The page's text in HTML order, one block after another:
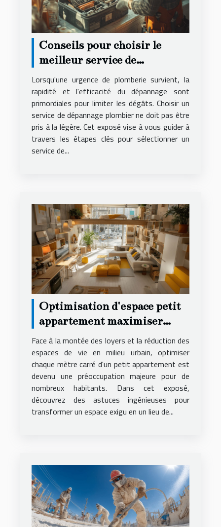
Conseils pour choisir le
meilleur service de
dépannage plombier
Lorsqu'une urgence de plomberie survient, la
rapidité et l'efficacité du dépannage sont
primordiales pour limiter les dégâts. Choisir un
service de dépannage plombier ne doit pas être
pris à la légère. Cet exposé vise à vous guider à
travers les étapes clés pour sélectionner un
service de...
Optimisation d'espace petit
appartement maximiser
chaque mètre carré
Face à la montée des loyers et la réduction des
espaces de vie en milieu urbain, optimiser
chaque mètre carré d'un petit appartement est
devenu une préoccupation majeure pour de
nombreux habitants. Dans cet exposé,
découvrez des astuces ingénieuses pour
transformer un espace exigu en un lieu de...